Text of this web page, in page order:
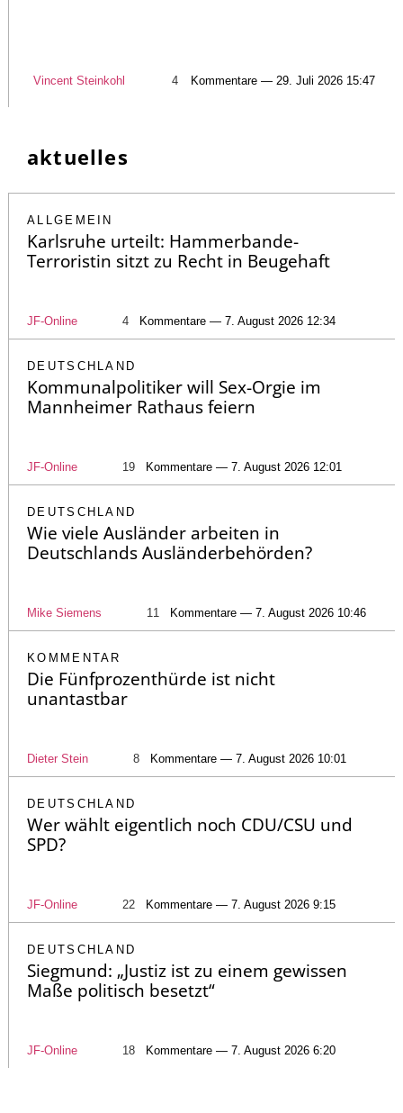
Vincent Steinkohl 4 Kommentare — 29. Juli 2026 15:47
aktuelles
ALLGEMEIN
Karlsruhe urteilt: Hammerbande-
Terroristin sitzt zu Recht in Beugehaft
JF-Online 4 Kommentare — 7. August 2026 12:34
DEUTSCHLAND
Kommunalpolitiker will Sex-Orgie im
Mannheimer Rathaus feiern
JF-Online 19 Kommentare — 7. August 2026 12:01
DEUTSCHLAND
Wie viele Ausländer arbeiten in
Deutschlands Ausländerbehörden?
Mike Siemens 11 Kommentare — 7. August 2026 10:46
KOMMENTAR
Die Fünfprozenthürde ist nicht
unantastbar
Dieter Stein 8 Kommentare — 7. August 2026 10:01
DEUTSCHLAND
Wer wählt eigentlich noch CDU/CSU und
SPD?
JF-Online 22 Kommentare — 7. August 2026 9:15
DEUTSCHLAND
Siegmund: „Justiz ist zu einem gewissen
Maße politisch besetzt“
JF-Online 18 Kommentare — 7. August 2026 6:20